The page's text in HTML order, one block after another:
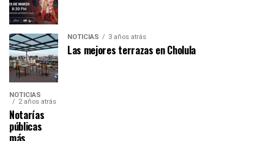
NOTICIAS 3 años atrás
Las mejores terrazas en Cholula
NOTICIAS
2 años atrás
Notarías
públicas
más